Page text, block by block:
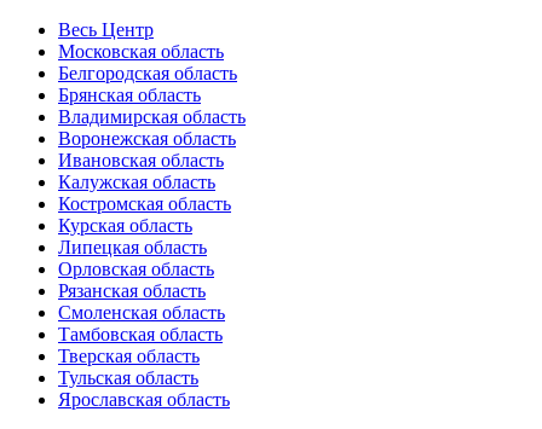
Весь Центр
Московская область
Белгородская область
Брянская область
Владимирская область
Воронежская область
Ивановская область
Калужская область
Костромская область
Курская область
Липецкая область
Орловская область
Рязанская область
Смоленская область
Тамбовская область
Тверская область
Тульская область
Ярославская область